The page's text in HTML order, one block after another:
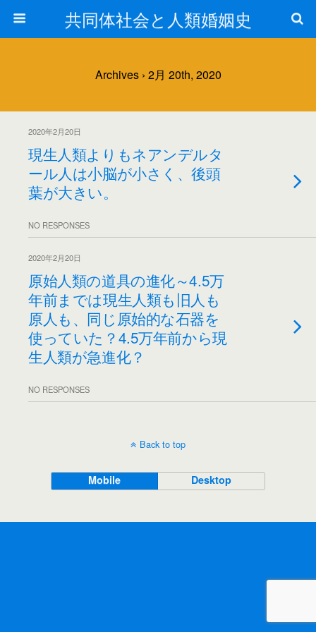
共同体社会と人類婚姻史
Archives › 2月 20th, 2020
2020年2月20日
現生人類よりもネアンデルタ
ール人は小脳が小さく、後頭
葉が大きい。
NO RESPONSES
2020年2月20日
原始人類の道具の進化～4.5万
年前までは現生人類も旧人も
原人も、同じ原始的な石器を
使っていた？4.5万年前から現
生人類が急進化？
NO RESPONSES
Back to top
Mobile Desktop